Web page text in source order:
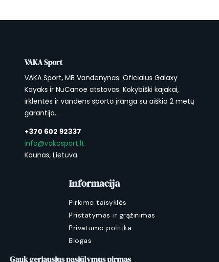
VAKA Sport
VAKA Sport, MB Vandenynas. Oficialus Galaxy
Kayaks ir NuCanoe atstovas. Kokybiški kajakai,
irklentės ir vandens sporto įranga su aiškia 2 metų
garantija.
+370 602 92337
info@vakasport.lt
Kaunas, Lietuva
Informacija
Pirkimo taisyklės
Pristatymas ir grąžinimas
Privatumo politika
Blogas
Gauk geriausius pasiūlymus pirmas